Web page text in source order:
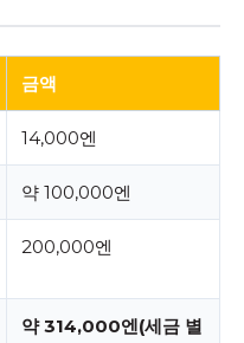
금액
14,000엔
약 100,000엔
200,000엔
약 314,000엔(세금 별